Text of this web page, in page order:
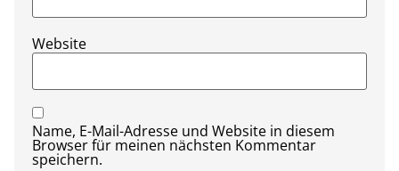
Website
Name, E-Mail-Adresse und Website in diesem
Browser für meinen nächsten Kommentar
speichern.